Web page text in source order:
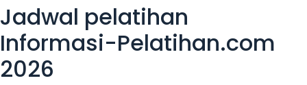
Jadwal pelatihan
Informasi-Pelatihan.com
2026